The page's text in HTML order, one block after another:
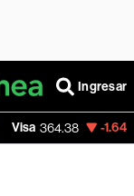
Ingresar
-1.64%